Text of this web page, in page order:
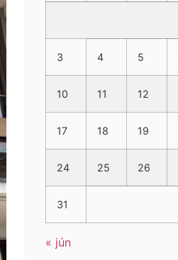
3 4 5
10 11 12
17 18 19
24 25 26
31
« jún